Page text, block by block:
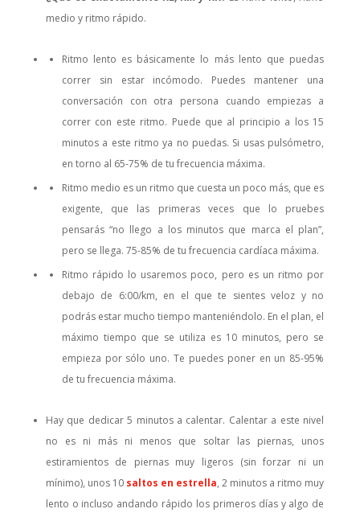
medio y ritmo rápido.
Ritmo lento es básicamente lo más lento que puedas
correr sin estar incómodo. Puedes mantener una
conversación con otra persona cuando empiezas a
correr con este ritmo. Puede que al principio a los 15
minutos a este ritmo ya no puedas. Si usas pulsómetro,
en torno al 65-75% de tu frecuencia máxima.
Ritmo medio es un ritmo que cuesta un poco más, que es
exigente, que las primeras veces que lo pruebes
pensarás “no llego a los minutos que marca el plan”,
pero se llega. 75-85% de tu frecuencia cardíaca máxima.
Ritmo rápido lo usaremos poco, pero es un ritmo por
debajo de 6:00/km, en el que te sientes veloz y no
podrás estar mucho tiempo manteniéndolo. En el plan, el
máximo tiempo que se utiliza es 10 minutos, pero se
empieza por sólo uno. Te puedes poner en un 85-95%
de tu frecuencia máxima.
Hay que dedicar 5 minutos a calentar. Calentar a este nivel
no es ni más ni menos que soltar las piernas, unos
estiramientos de piernas muy ligeros (sin forzar ni un
mínimo), unos 10 saltos en estrella, 2 minutos a ritmo muy
lento o incluso andando rápido los primeros días y algo de